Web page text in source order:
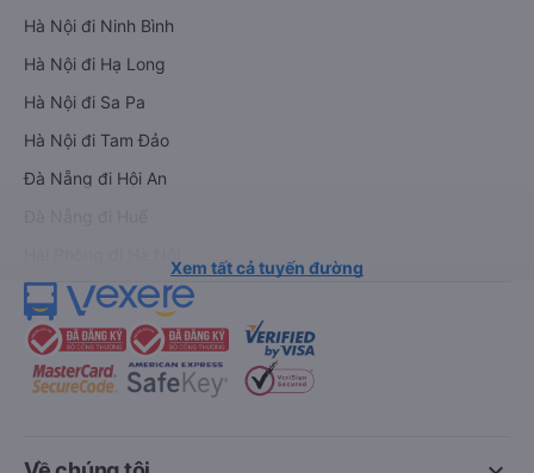
Hà Nội đi Ninh Bình
Hà Nội đi Hạ Long
Hà Nội đi Sa Pa
Hà Nội đi Tam Đảo
Đà Nẵng đi Hội An
Xem tất cả tuyến đường